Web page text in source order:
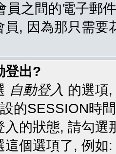
員之間的電子郵
員, 因為那只需要
登出?
自動登入 的選項
的SESSION時
入的狀態, 請勾
這個選項了, 例